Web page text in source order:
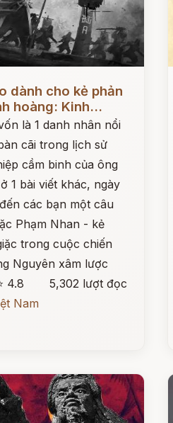
dành cho kẻ phản
hoàng: Kinh...
là 1 danh nhân nổi
cãi trong lịch sử
cầm binh của ông
1 bài viết khác, ngày
các bạn một câu
Phạm Nhan - kẻ
trong cuộc chiến
Nguyên xâm lược
4.8
5,302 lượt đọc
Nam